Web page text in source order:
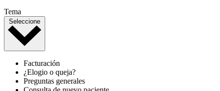
Tema
Seleccione
Facturación
¿Elogio o queja?
Preguntas generales